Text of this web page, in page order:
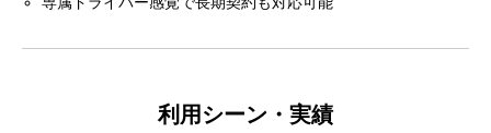
利用シーン・実績